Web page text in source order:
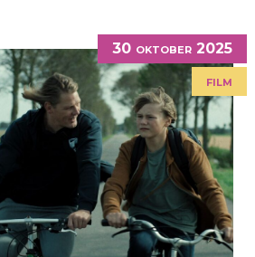
30 oktober 2025
film